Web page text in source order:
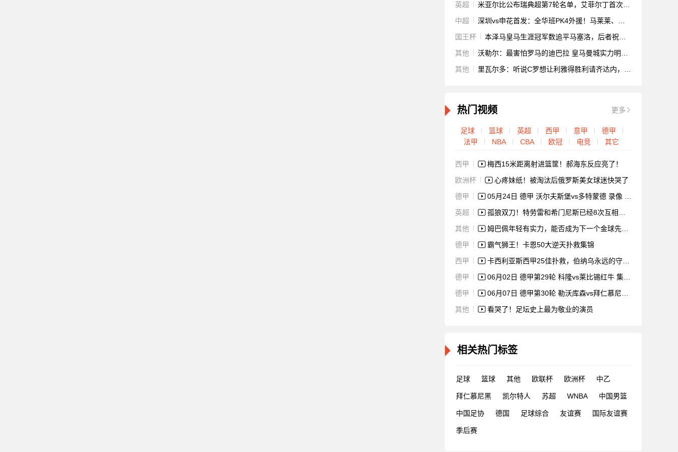
英超
米亚尔比公布瑞典超第7轮名单，艾菲尔丁首次进入比赛名单
中超
深圳vs申花首发：全华班PK4外援！马莱莱、特谢拉出战
国王杯
本泽马皇马生涯冠军数追平马塞洛，后者祝贺：为你自豪！
其他
沃勒尔：最害怕罗马的迪巴拉 皇马曼城实力明显强于米兰双雄
其他
里瓦尔多：听说C罗想让利雅得胜利请齐达内，若后者去沙特会很怪
热门视频 更多
足球 篮球 英超 西甲 意甲
德甲
法甲
NBA CBA 欧冠 电竞 其它
西甲
梅西15米距离射进篮筐！郝海东反应亮了！
欧洲杯
心疼妹纸！被淘汰后俄罗斯美女球迷快哭了
德甲
05月24日 德甲 沃尔夫斯堡vs多特蒙德 录像 集锦
英超
孤狼双刀！特劳雷和希门尼斯已经8次互相助攻进球，效率英超第一
其他
姆巴佩年轻有实力，能否成为下一个金球先生？
德甲
霸气狮王！卡恩50大逆天扑救集锦
西甲
卡西利亚斯西甲25佳扑救，伯纳乌永远的守护神。
德甲
06月02日 德甲第29轮 科隆vs莱比锡红牛 集锦 录像
德甲
06月07日 德甲第30轮 勒沃库森vs拜仁慕尼黑 集锦 录像
其他
看哭了！足坛史上最为敬业的演员
相关热门标签
足球 篮球 其他 欧联杯 欧洲杯 中乙
拜仁慕尼黑 凯尔特人 苏超 WNBA 中国男篮
中国足协 德国 足球综合 友谊赛 国际友谊赛
季后赛